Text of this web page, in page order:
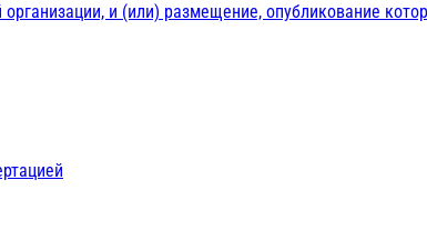
и (или) размещение, опубликование